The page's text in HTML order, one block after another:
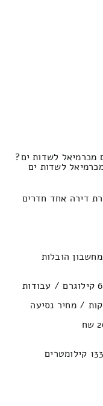
מכרמיאל לשדות ים?
לשדות ים
דירה אחד חדרים
הובלות
נפח חפצים : 10.83м³ / משקל : 683 קילוגרם / עבודות
נסיעה בין ערים 1 שעות , 40 דקות / מחיר נסיעה